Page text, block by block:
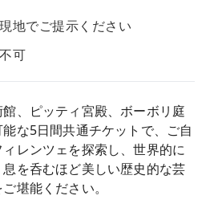
地でご提示ください
可
、ピッティ宮殿、ボーボリ庭
な5日間共通チケットで、ご自
レンツェを探索し、世界的に
を呑むほど美しい歴史的な芸
堪能ください。